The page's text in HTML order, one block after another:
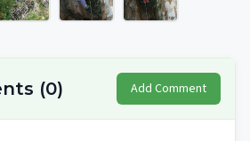
(0) Add Comment